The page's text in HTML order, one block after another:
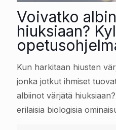
Voivatko
hiuksiaan?
Kun harkitaan hiusten
jonka jotkut ihmiset
albiinot värjätä
erilaisia biologisia